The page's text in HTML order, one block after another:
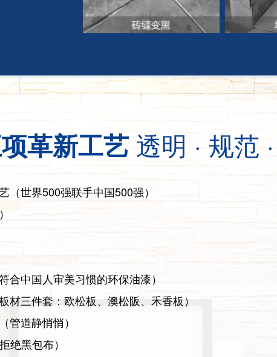
革新工艺透明 · 规范
（世界500强联手中国500强）
中国人审美习惯的环保油漆）
三件套：欧松板、澳松阪、禾香板）
道静悄悄）
黑包布）